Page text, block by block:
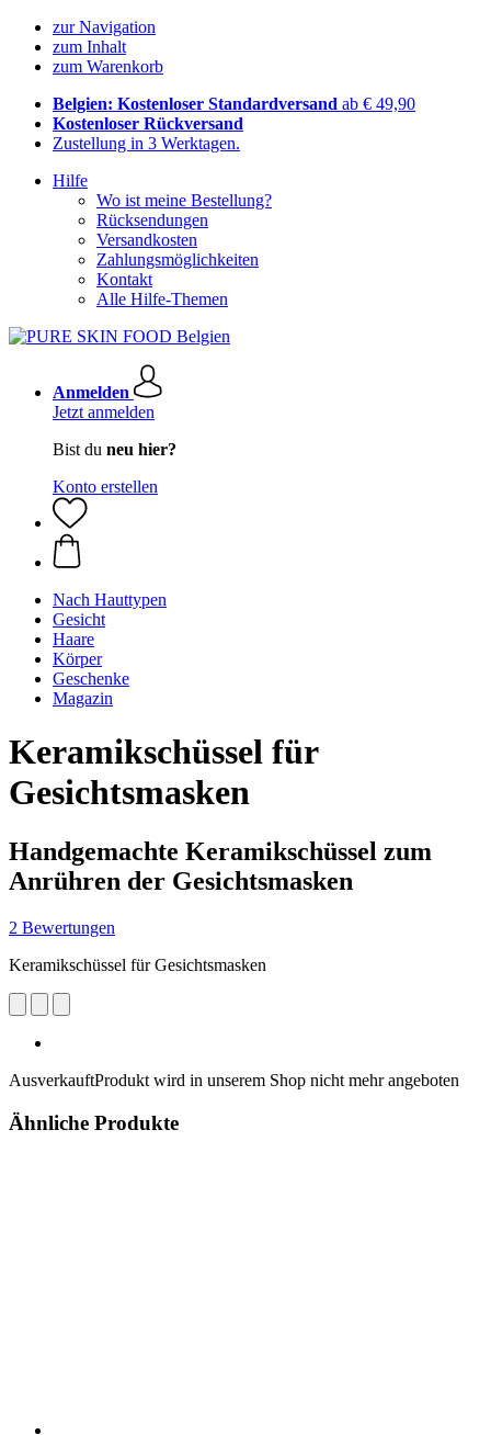
zur Navigation
zum Inhalt
zum Warenkorb
Belgien: Kostenloser Standardversand ab € 49,90
Kostenloser Rückversand
Zustellung in 3 Werktagen.
Hilfe
Wo ist meine Bestellung?
Rücksendungen
Versandkosten
Zahlungsmöglichkeiten
Kontakt
Alle Hilfe-Themen
Anmelden
Jetzt anmelden
Bist du neu hier?
Konto erstellen
Nach Hauttypen
Gesicht
Haare
Körper
Geschenke
Magazin
Keramikschüssel für
Gesichtsmasken
Handgemachte Keramikschüssel zum
Anrühren der Gesichtsmasken
2 Bewertungen
Keramikschüssel für Gesichtsmasken
AusverkauftProdukt wird in unserem Shop nicht mehr angeboten
Ähnliche Produkte